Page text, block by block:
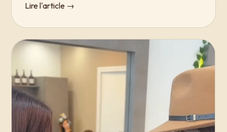
Lire l'article →